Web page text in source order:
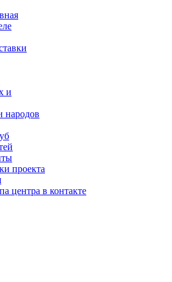
и
народов
проекта
центра в контакте